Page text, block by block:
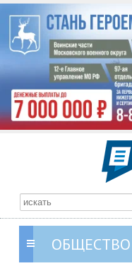
ОБЩЕСТВО